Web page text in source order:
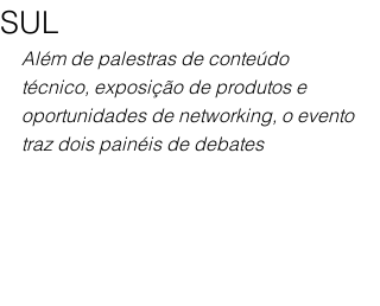
SUL
Além de palestras de conteúdo
técnico, exposição de produtos e
oportunidades de networking, o evento
traz dois painéis de debates